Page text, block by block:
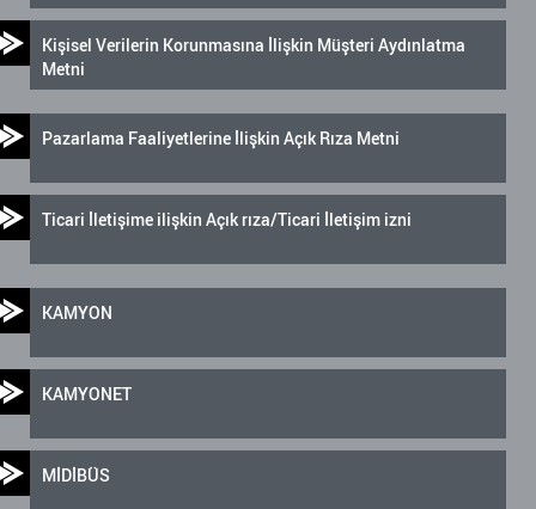
Kişisel Verilerin Korunmasına İlişkin Müşteri Aydınlatma
Metni
Pazarlama Faaliyetlerine İlişkin Açık Rıza Metni
Ticari İletişime ilişkin Açık rıza/Ticari İletişim izni
KAMYON
KAMYONET
MİDİBÜS